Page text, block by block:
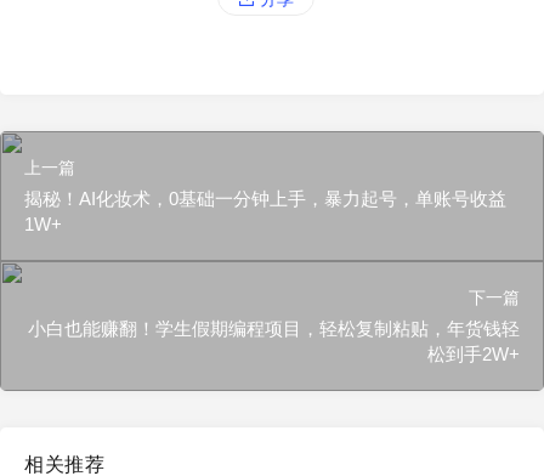
上一篇
揭秘！AI化妆术，0基础一分钟上手，暴力起号，单账号收益
1W+
下一篇
小白也能赚翻！学生假期编程项目，轻松复制粘贴，年货钱轻
松到手2W+
相关推荐